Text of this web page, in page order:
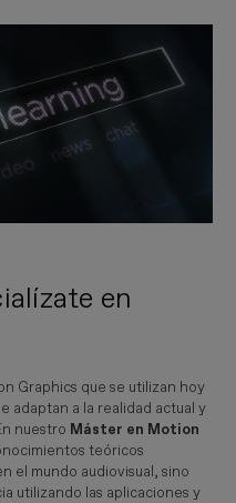
en
Graphics que se utilizan hoy
adaptan a la realidad actual y
nuestro Máster en Motion
teóricos
el mundo audiovisual, sino
utilizando las aplicaciones y